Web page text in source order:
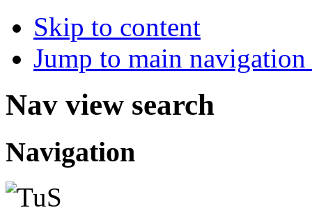
Skip to content
Jump to main
Nav view search
Navigation